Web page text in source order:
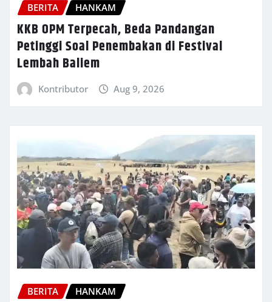
BERITA HANKAM
KKB OPM Terpecah, Beda Pandangan
Petinggi Soal Penembakan di Festival
Lembah Baliem
Kontributor Aug 9, 2026
BERITA HANKAM